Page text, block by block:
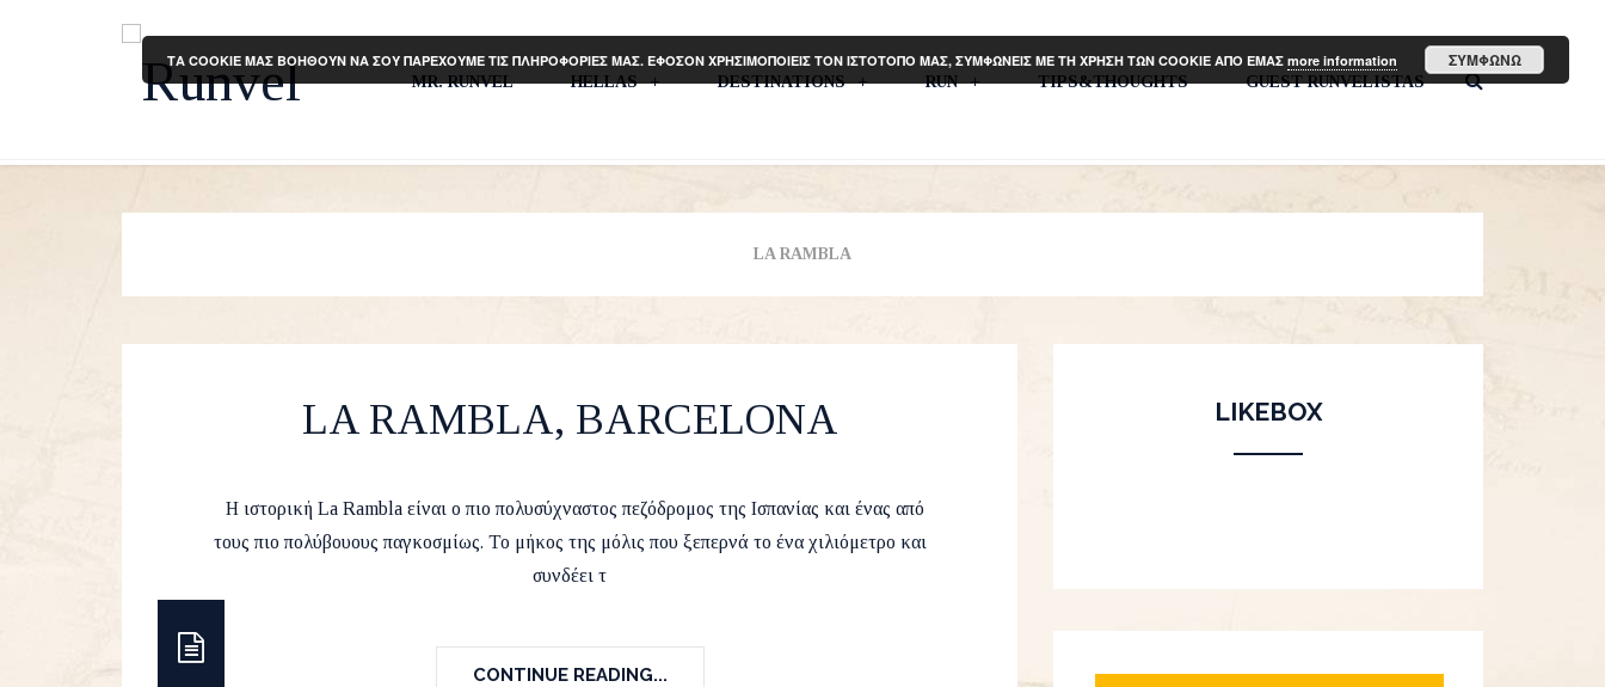
MR. RUNVEL HELLAS DESTINATIONS RUN TIPS&THOUGHTS GUEST RUNVELISTAS
LA RAMBLA
LA RAMBLA, BARCELONA
by Runvel 16 March 2015 Europe A
H ιστορική La Rambla είναι ο πιο πολυσύχναστος πεζόδρομος της Ισπανίας και ένας από
τους πιο πολύβουους παγκοσμίως. Το μήκος της μόλις που ξεπερνά το ένα χιλιόμετρο και
συνδέει τ
CONTINUE READING...
LIKEBOX
ΤΑ COOKIE ΜΑΣ ΒΟΗΘΟΥΝ ΝΑ ΣΟΥ ΠΑΡΕΧΟΥΜΕ ΤΙΣ ΠΛΗΡΟΦΟΡΙΕΣ ΜΑΣ. ΕΦΟΣΟΝ ΧΡΗΣΙΜΟΠΟΙΕΙΣ ΤΟΝ ΙΣΤΟΤΟΠΟ ΜΑΣ, ΣΥΜΦΩΝΕΙΣ ΜΕ ΤΗ ΧΡΗΣΗ ΤΩΝ COOKIE ΑΠΟ ΕΜΑΣ more information ΣΥΜΦΩΝΩ